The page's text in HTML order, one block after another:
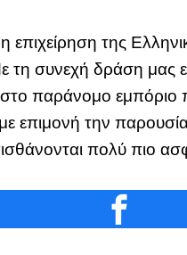
της
τη συνεχή δράση μας
παράνομο εμπόριο
επιμονή την παρουσία
πολύ πιο